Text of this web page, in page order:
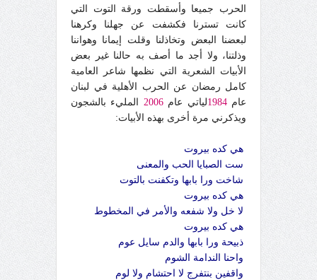
الحرب جميعا وأسقطت ورقة التوت التي
كانت تسترنا فكشفت عن جهلنا وكرهنا
لبعضنا البعض وتخاذلنا وقلت إيمانا وهواننا
وذلتنا، ولا أجد ما أصف به حالنا غير بعض
الأبيات الشعرية التي نظمها شاعر العامية
كامل رمضان عن الحرب الأهلية في لبنان
عام1984لياتي عام2006 المليء بالشجون
ويذكرني مرة أخرى بهذه الأبيات:
هي كده بيروت
ست الصبايا الحب والمعنى
شاخت ورا بابها وتكفنت بالتوت
هي كده بيروت
لا خل ولا شفعه والأمر في المخطوط
هي كده بيروت
ذبيحة ورا بابها والدم سايل عوم
واحنا الندامة الشوم
واقفين بنتفرج لا احتشام ولا لوم